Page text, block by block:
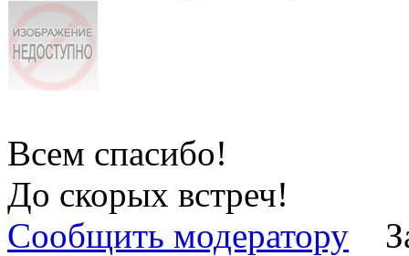
Всем спасибо!
До скорых встреч!
Сообщить модератору